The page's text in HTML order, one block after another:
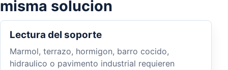
misma solucion
Lectura del soporte
Marmol, terrazo, hormigon, barro cocido,
hidraulico o pavimento industrial requieren